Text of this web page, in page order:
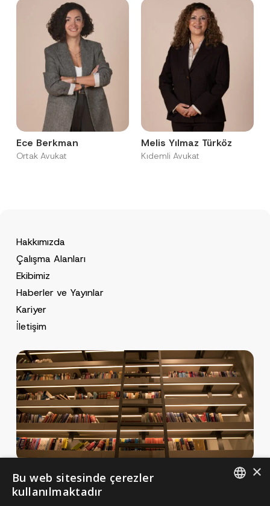
Ece Berkman
Ortak Avukat
Melis Yılmaz Türköz
Kıdemli Avukat
Hakkımızda
Çalışma Alanları
Ekibimiz
Haberler ve Yayınlar
Kariyer
İletişim
Haberler ve Yayınlar
×
Bu web sitesinde çerezler
kullanılmaktadır